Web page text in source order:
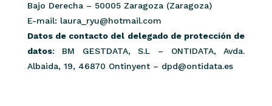
Bajo Derecha – 50005 Zaragoza (Zaragoza)
E-mail: laura_ryu@hotmail.com
Datos de contacto del delegado de protección de
datos: BM GESTDATA, S.L – ONTIDATA, Avda.
Albaida, 19, 46870 Ontinyent – dpd@ontidata.es